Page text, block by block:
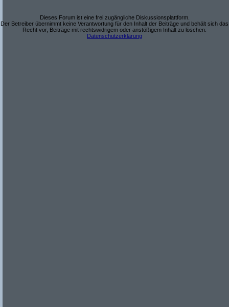
Dieses Forum ist eine frei zugängliche Diskussionsplattform.
Der Betreiber übernimmt keine Verantwortung für den Inhalt der Beiträge und behält sich das
Recht vor, Beiträge mit rechtswidrigem oder anstößigem Inhalt zu löschen.
Datenschutzerklärung